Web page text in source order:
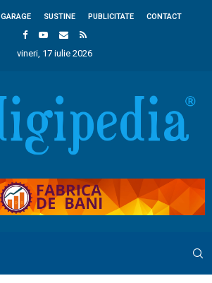
SUSTINE PUBLICITATE CONTACT
vineri, 17 iulie 2026